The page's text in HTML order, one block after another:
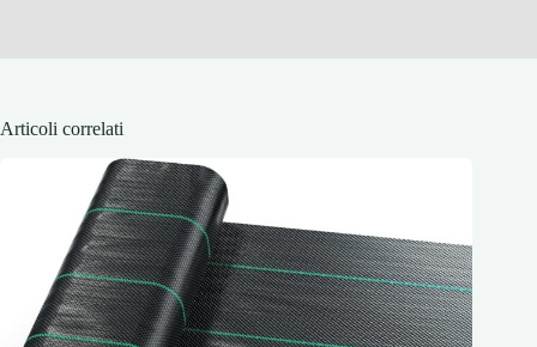
Articoli correlati